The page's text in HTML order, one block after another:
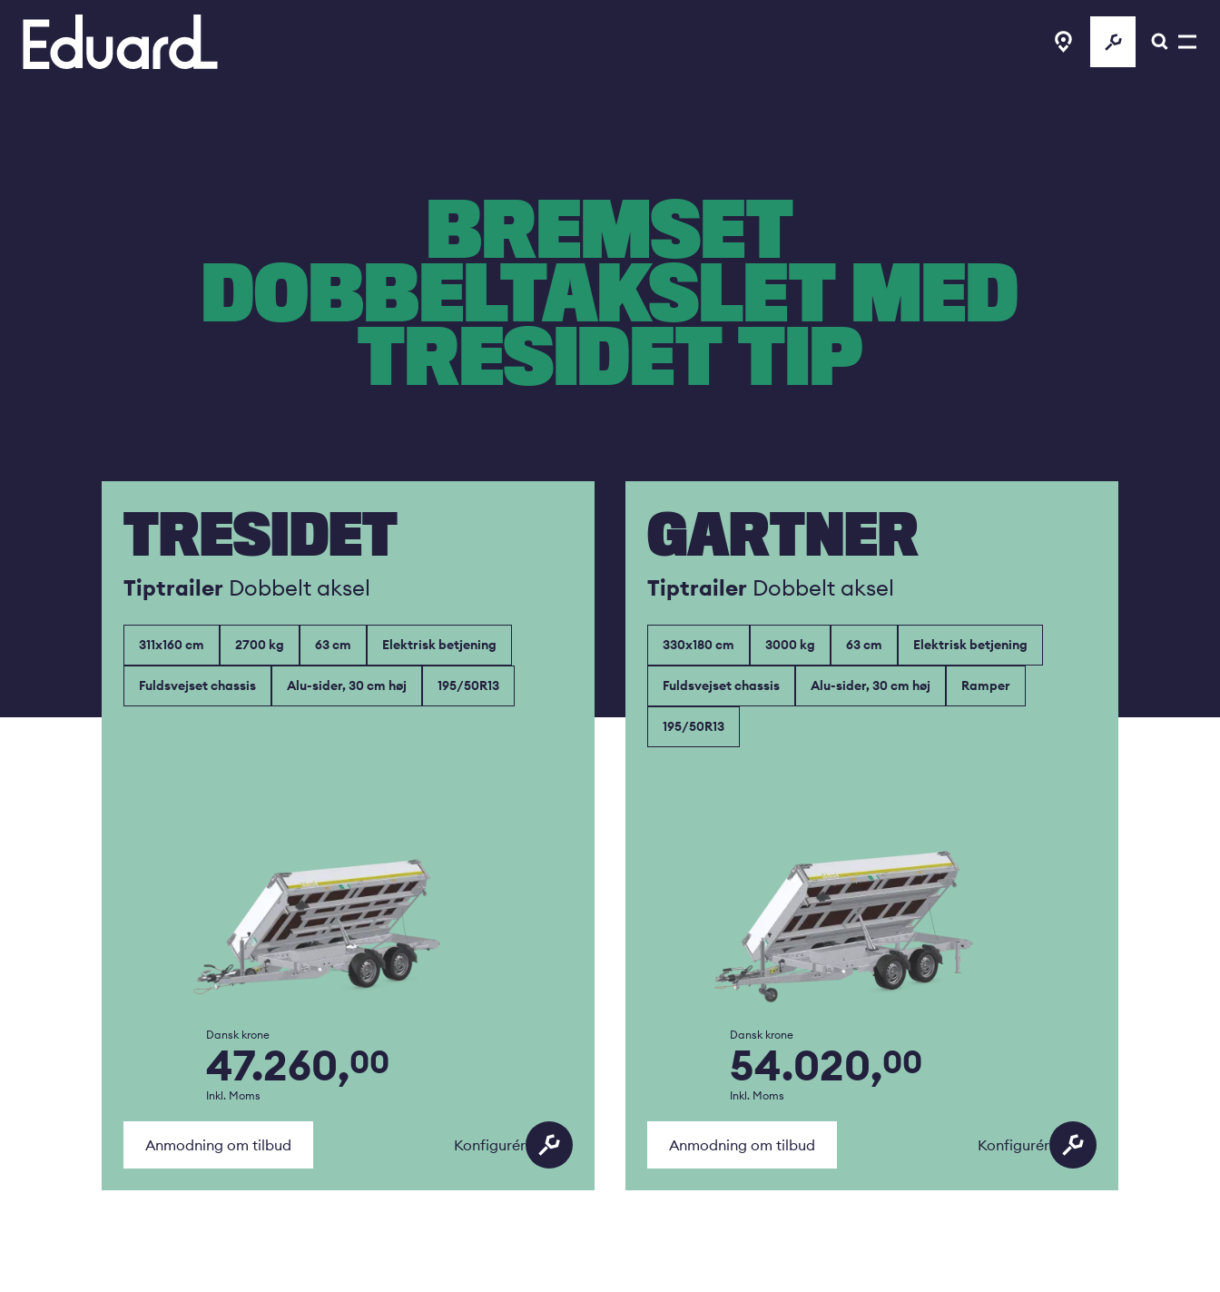
hovedindhold
BREMSET
DOBBELTAKSLET MED
TRESIDET TIP
TRESIDET
TiptrailerDobbelt aksel
311x160 cm 2700 kg 63 cm Elektrisk betjening
Fuldsvejset chassis Alu-sider, 30 cm høj 195/50R13
Dansk krone
47.260,00
Inkl. Moms
Anmodning om tilbud Konfigurér
GARTNER
TiptrailerDobbelt aksel
330x180 cm 3000 kg 63 cm Elektrisk betjening
Fuldsvejset chassis Alu-sider, 30 cm høj Ramper
195/50R13
Dansk krone
54.020,00
Inkl. Moms
Anmodning om tilbud Konfigurér